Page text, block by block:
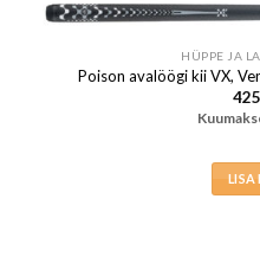
HÜPPE JA
Poison avalöögi kii VX,
LISA